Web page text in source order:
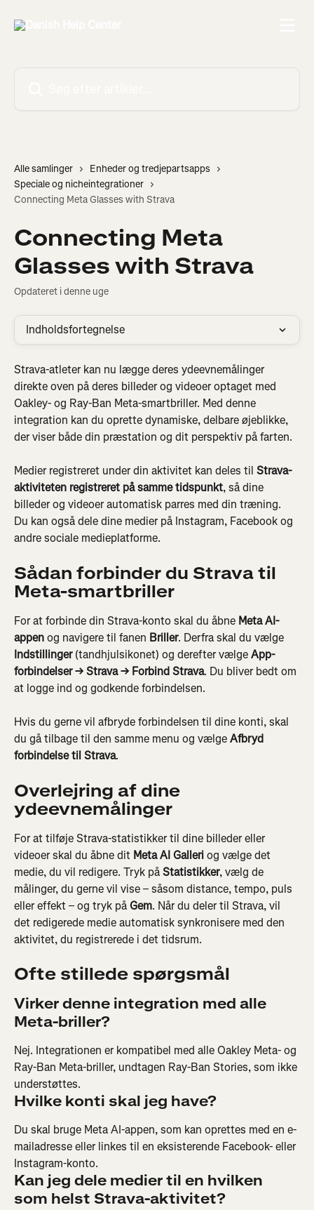
Alle samlinger
Enheder og tredjepartsapps
Speciale og nicheintegrationer
Connecting Meta Glasses with Strava
Connecting Meta
Glasses with Strava
Opdateret i denne uge
Indholdsfortegnelse
Strava-atleter kan nu lægge deres ydeevnemålinger
direkte oven på deres billeder og videoer optaget med
Oakley- og Ray-Ban Meta-smartbriller. Med denne
integration kan du oprette dynamiske, delbare øjeblikke,
der viser både din præstation og dit perspektiv på farten.
Medier registreret under din aktivitet kan deles til Strava-
aktiviteten registreret på samme tidspunkt, så dine
billeder og videoer automatisk parres med din træning.
Du kan også dele dine medier på Instagram, Facebook og
andre sociale medieplatforme.
Sådan forbinder du Strava til
Meta-smartbriller
For at forbinde din Strava-konto skal du åbne Meta AI-
appen og navigere til fanen Briller. Derfra skal du vælge
Indstillinger (tandhjulsikonet) og derefter vælge App-
forbindelser → Strava → Forbind Strava. Du bliver bedt om
at logge ind og godkende forbindelsen.
Hvis du gerne vil afbryde forbindelsen til dine konti, skal
du gå tilbage til den samme menu og vælge Afbryd
forbindelse til Strava.
Overlejring af dine
ydeevnemålinger
For at tilføje Strava-statistikker til dine billeder eller
videoer skal du åbne dit Meta AI Galleri og vælge det
medie, du vil redigere. Tryk på Statistikker, vælg de
målinger, du gerne vil vise – såsom distance, tempo, puls
eller effekt – og tryk på Gem. Når du deler til Strava, vil
det redigerede medie automatisk synkronisere med den
aktivitet, du registrerede i det tidsrum.
Ofte stillede spørgsmål
Virker denne integration med alle
Meta-briller?
Nej. Integrationen er kompatibel med alle Oakley Meta- og
Ray-Ban Meta-briller, undtagen Ray-Ban Stories, som ikke
understøttes.
Hvilke konti skal jeg have?
Du skal bruge Meta AI-appen, som kan oprettes med en e-
mailadresse eller linkes til en eksisterende Facebook- eller
Instagram-konto.
Kan jeg dele medier til en hvilken
som helst Strava-aktivitet?